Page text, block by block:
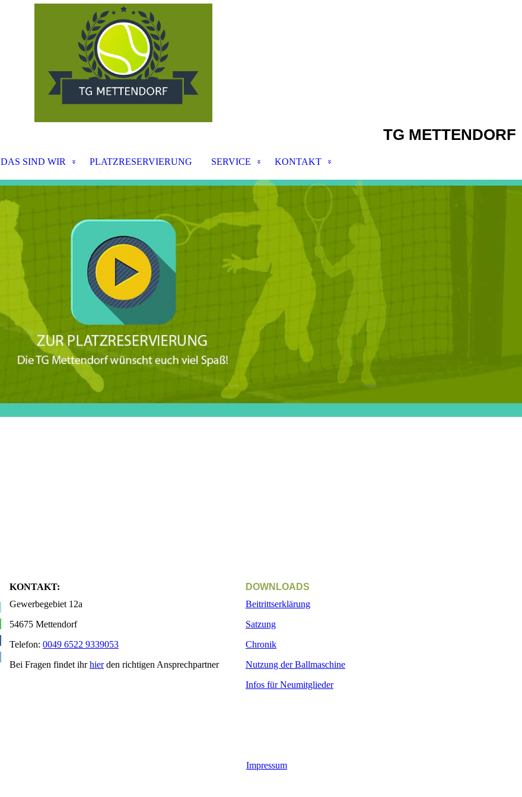
TG METTENDORF
DAS SIND WIR PLATZRESERVIERUNG SERVICE KONTAKT
KONTAKT:
Gewerbegebiet 12a
54675 Mettendorf
Telefon: 0049 6522 9339053
Bei Fragen findet ihrhierden richtigen Ansprechpartner
DOWNLOADS
Beitrittserklärung
Satzung
Chronik
Nutzung der Ballmaschine
Infos für Neumitglieder
Impressum